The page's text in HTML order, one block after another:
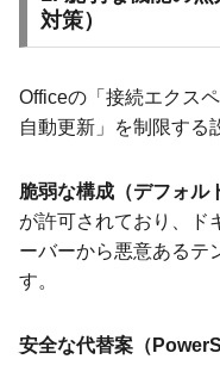
対策）
Officeの「接続エクス
自動更新」を制限する
脆弱な構成（デフォル
が許可されており、ド
ーバーから悪意あるテ
す。
安全な代替案（